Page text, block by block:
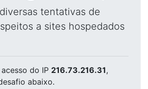
tentativas de
a sites hospedados
do IP 216.73.216.31,
abaixo.